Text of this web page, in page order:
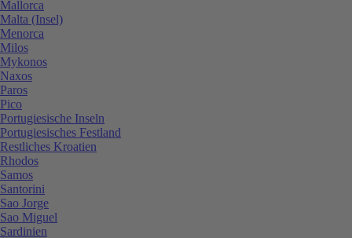
Mallorca
Malta (Insel)
Menorca
Milos
Mykonos
Naxos
Paros
Pico
Portugiesische Inseln
Portugiesisches Festland
Restliches Kroatien
Rhodos
Samos
Santorini
Sao Jorge
Sao Miguel
Sardinien